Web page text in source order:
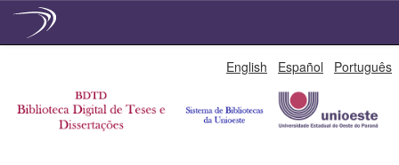
English Español Português